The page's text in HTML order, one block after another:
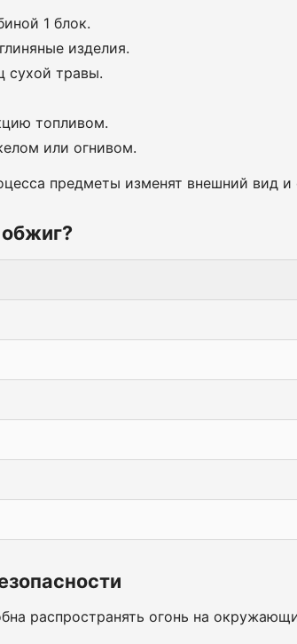
1 блок.
изделия.
сухой травы.
топливом.
или огнивом.
предметы изменят внешний вид
распространять огонь на